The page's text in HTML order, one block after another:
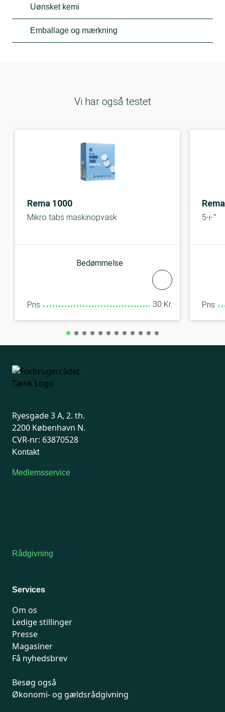
Uønsket kemi
Emballage og mærkning
Vi har også testet
Rema 1000
Mikro tabs maskinopvask
Bedømmelse
Pris 30 Kr.
5-i-1
Pris
Ryesgade 3 A, 2. th.
2200 København N.
CVR-nr: 63870528
Kontakt
Medlemsservice
Rådgivning
Services
Om os
Ledige stillinger
Presse
Magasiner
Få nyhedsbrev
Besøg også
Økonomi- og gældsrådgivning